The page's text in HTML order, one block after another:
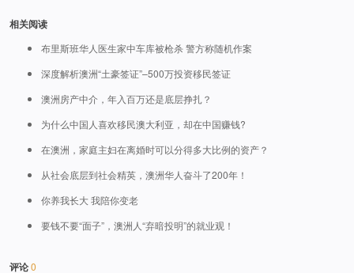
相关阅读
布里斯班华人医生家中车库被枪杀 警方称随机作案
深度解析澳洲“土豪签证”–500万投资移民签证
澳洲房产中介，年入百万还是底层挣扎？
为什么中国人喜欢移民澳大利亚，却在中国赚钱?
在澳洲，家庭主妇在离婚时可以分得多大比例的资产？
从社会底层到社会精英，澳洲华人奋斗了200年！
你养我长大 我陪你变老
要钱不要“面子”，澳洲人“弃暗投明”的就业观！
评论0